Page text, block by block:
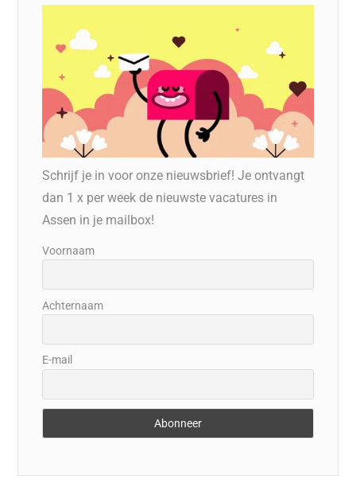
Schrijf je in voor onze nieuwsbrief! Je ontvangt
dan 1 x per week de nieuwste vacatures in
Assen in je mailbox!
Voornaam
Achternaam
E-mail